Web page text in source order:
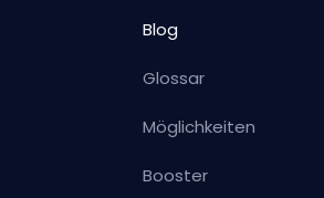
Blog
Glossar
Möglichkeiten
Booster